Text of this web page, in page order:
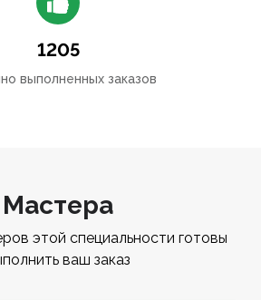
1205
выполненных заказов
Мастера
этой специальности готовы
ваш заказ